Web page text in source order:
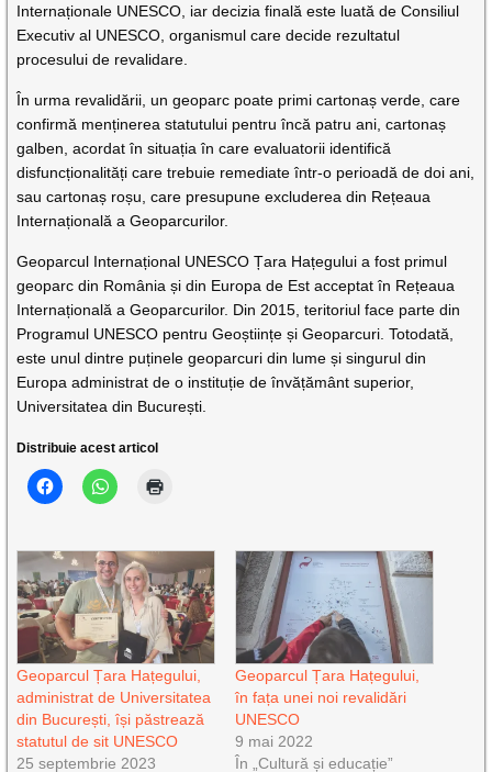
Internaționale UNESCO, iar decizia finală este luată de Consiliul
Executiv al UNESCO, organismul care decide rezultatul
procesului de revalidare.
În urma revalidării, un geoparc poate primi cartonaș verde, care
confirmă menținerea statutului pentru încă patru ani, cartonaș
galben, acordat în situația în care evaluatorii identifică
disfuncționalități care trebuie remediate într-o perioadă de doi ani,
sau cartonaș roșu, care presupune excluderea din Rețeaua
Internațională a Geoparcurilor.
Geoparcul Internațional UNESCO Țara Hațegului a fost primul
geoparc din România și din Europa de Est acceptat în Rețeaua
Internațională a Geoparcurilor. Din 2015, teritoriul face parte din
Programul UNESCO pentru Geoștiințe și Geoparcuri. Totodată,
este unul dintre puținele geoparcuri din lume și singurul din
Europa administrat de o instituție de învățământ superior,
Universitatea din București.
Distribuie acest articol
Geoparcul Țara Hațegului,
administrat de Universitatea
din București, își păstrează
statutul de sit UNESCO
25 septembrie 2023
Geoparcul Țara Hațegului,
în fața unei noi revalidări
UNESCO
9 mai 2022
În „Cultură și educație”